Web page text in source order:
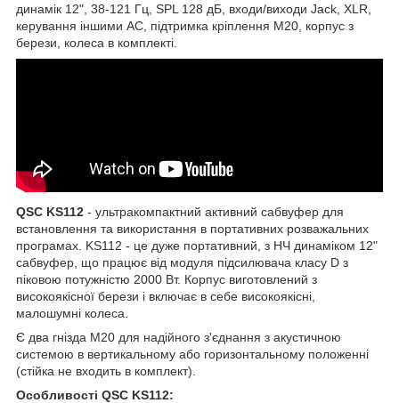
динамік 12", 38-121 Гц, SPL 128 дБ, входи/виходи Jack, XLR,
керування іншими АС, підтримка кріплення M20, корпус з
берези, колеса в комплекті.
QSC KS112 - ультракомпактний активний сабвуфер для
встановлення та використання в портативних розважальних
програмах. KS112 - це дуже портативний, з НЧ динаміком 12"
сабвуфер, що працює від модуля підсилювача класу D з
піковою потужністю 2000 Вт. Корпус виготовлений з
високоякісної берези і включає в себе високоякісні,
малошумні колеса.
Є два гнізда M20 для надійного з'єднання з акустичною
системою в вертикальному або горизонтальному положенні
(стійка не входить в комплект).
Особливості QSC KS112: